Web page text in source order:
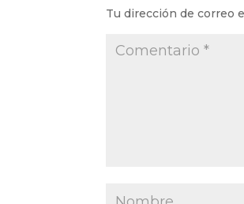
Tu dirección de correo